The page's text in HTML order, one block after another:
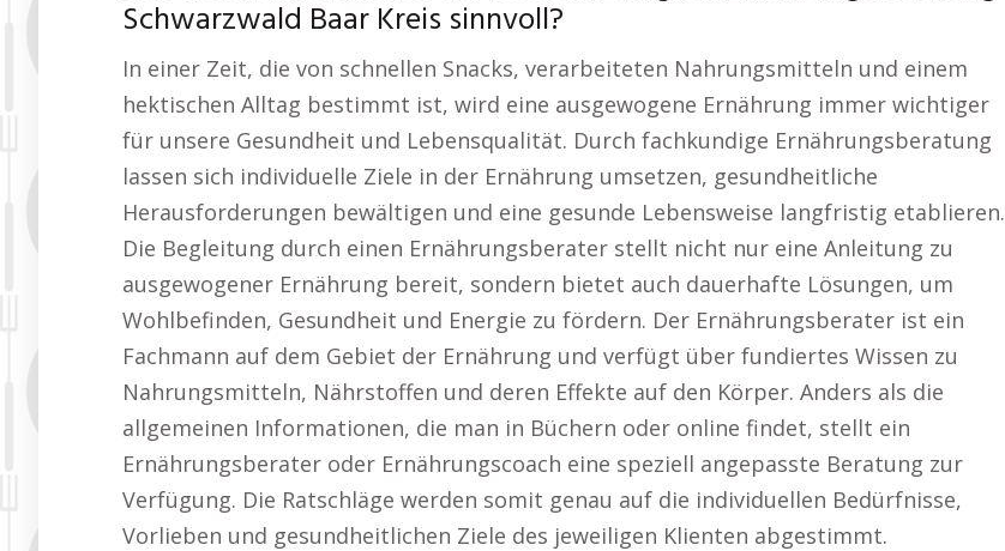
Schwarzwald Baar Kreis sinnvoll?
In einer Zeit, die von schnellen Snacks, verarbeiteten Nahrungsmitteln und einem
hektischen Alltag bestimmt ist, wird eine ausgewogene Ernährung immer wichtiger
für unsere Gesundheit und Lebensqualität. Durch fachkundige Ernährungsberatung
lassen sich individuelle Ziele in der Ernährung umsetzen, gesundheitliche
Herausforderungen bewältigen und eine gesunde Lebensweise langfristig etablieren.
Die Begleitung durch einen Ernährungsberater stellt nicht nur eine Anleitung zu
ausgewogener Ernährung bereit, sondern bietet auch dauerhafte Lösungen, um
Wohlbefinden, Gesundheit und Energie zu fördern. Der Ernährungsberater ist ein
Fachmann auf dem Gebiet der Ernährung und verfügt über fundiertes Wissen zu
Nahrungsmitteln, Nährstoffen und deren Effekte auf den Körper. Anders als die
allgemeinen Informationen, die man in Büchern oder online findet, stellt ein
Ernährungsberater oder Ernährungscoach eine speziell angepasste Beratung zur
Verfügung. Die Ratschläge werden somit genau auf die individuellen Bedürfnisse,
Vorlieben und gesundheitlichen Ziele des jeweiligen Klienten abgestimmt.